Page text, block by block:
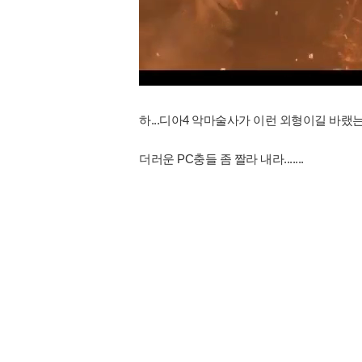
하...디아4 악마술사가 이런 외형이길 바랬
더러운 PC충들 좀 짤라 내라.......​